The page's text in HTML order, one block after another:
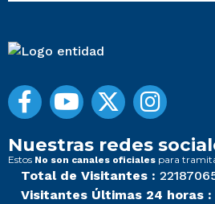
Nuestras redes
Estos No son canales oficiales para
Total de Visitantes :
Visitantes Últimas 24 horas :